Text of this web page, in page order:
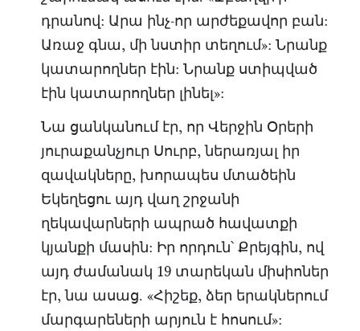
դրանով: Արա ինչ-որ արժեքավոր բան:
Առաջ գնա, մի նստիր տեղում»: Նրանք
կատարողներ էին: Նրանք ստիպված
էին կատարողներ լինել»:
Նա ցանկանում էր, որ Վերջին Օրերի
յուրաքանչյուր Սուրբ, ներառյալ իր
զավակները, խորապես մտածեին
Եկեղեցու այդ վաղ շրջանի
ղեկավարների ապրած հավատքի
կյանքի մասին: Իր որդուն՝ Քրեյգին, ով
այդ ժամանակ 19 տարեկան միսիոներ
էր, նա ասաց. «Հիշեք, ձեր երակներում
մարգարեների արյուն է հոսում»: